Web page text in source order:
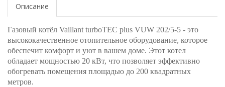
Описание
Газовый котёл Vaillant turboTEC plus VUW 202/5-5 - это
высококачественное отопительное оборудование, которое
обеспечит комфорт и уют в вашем доме. Этот котел
обладает мощностью 20 кВт, что позволяет эффективно
обогревать помещения площадью до 200 квадратных
метров.